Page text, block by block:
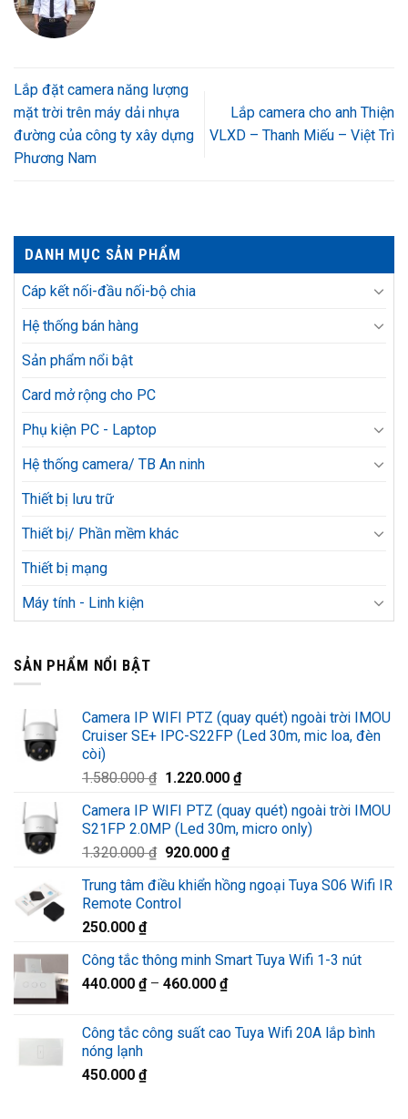
Lắp đặt camera năng lượng
mặt trời trên máy dải nhựa
đường của công ty xây dựng
Phương Nam
Lắp camera cho anh Thiện
VLXD – Thanh Miếu – Việt Trì
DANH MỤC SẢN PHẨM
Cáp kết nối-đầu nối-bộ chia
Hệ thống bán hàng
Sản phẩm nổi bật
Card mở rộng cho PC
Phụ kiện PC - Laptop
Hệ thống camera/ TB An ninh
Thiết bị lưu trữ
Thiết bị/ Phần mềm khác
Thiết bị mạng
Máy tính - Linh kiện
SẢN PHẨM NỔI BẬT
Camera IP WIFI PTZ (quay quét) ngoài trời IMOU
Cruiser SE+ IPC-S22FP (Led 30m, mic loa, đèn
còi)
1.580.000₫ Giá
là:
1.580.000 ₫.
1.220.000 ₫Giá
tại
là:
Camera IP WIFI PTZ (quay quét) ngoài trời IMOU
S21FP 2.0MP (Led 30m, micro only)
1.320.000₫ Giá
là:
1.320.000 ₫.
920.000 ₫Giá
tại
Trung tâm điều khiển hồng ngoại Tuya S06 Wifi IR
Remote Control
250.000 ₫
Công tắc thông minh Smart Tuya Wifi 1-3 nút
440.000 ₫– 460.000 ₫
Công tắc công suất cao Tuya Wifi 20A lắp bình
nóng lạnh
450.000 ₫